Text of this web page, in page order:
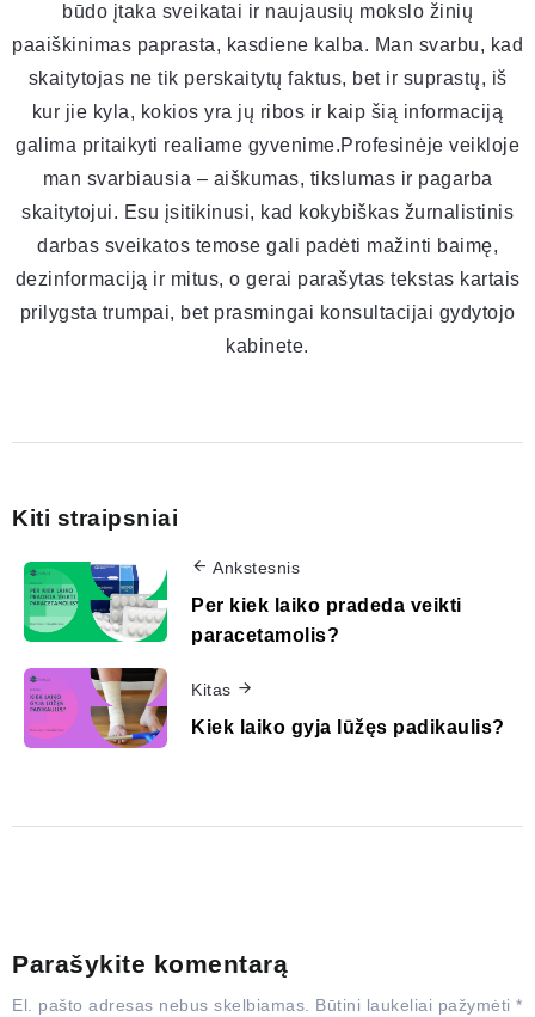
būdo įtaka sveikatai ir naujausių mokslo žinių
paaiškinimas paprasta, kasdiene kalba. Man svarbu, kad
skaitytojas ne tik perskaitytų faktus, bet ir suprastų, iš
kur jie kyla, kokios yra jų ribos ir kaip šią informaciją
galima pritaikyti realiame gyvenime.Profesinėje veikloje
man svarbiausia – aiškumas, tikslumas ir pagarba
skaitytojui. Esu įsitikinusi, kad kokybiškas žurnalistinis
darbas sveikatos temose gali padėti mažinti baimę,
dezinformaciją ir mitus, o gerai parašytas tekstas kartais
prilygsta trumpai, bet prasmingai konsultacijai gydytojo
kabinete.
Kiti straipsniai
Ankstesnis
Per kiek laiko pradeda veikti
paracetamolis?
Kitas
Kiek laiko gyja lūžęs padikaulis?
Parašykite komentarą
El. pašto adresas nebus skelbiamas. Būtini laukeliai pažymėti *